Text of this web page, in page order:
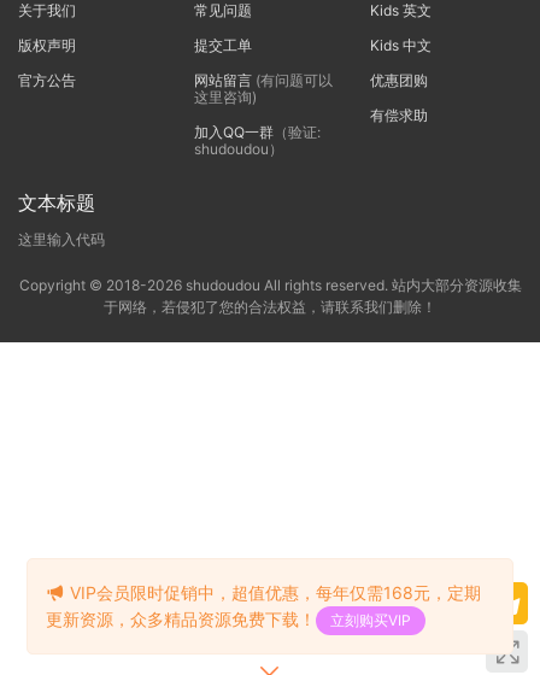
关于我们
版权声明
官方公告
常见问题
提交工单
网站留言(有问题可以
这里咨询)
加入QQ一群（验证:
shudoudou）
Kids 英文
Kids 中文
优惠团购
有偿求助
文本标题
这里输入代码
Copyright © 2018-2026 shudoudou All rights reserved. 站内大部分资源收集
于网络，若侵犯了您的合法权益，请联系我们删除！
VIP会员限时促销中，超值优惠，每年仅需168元，定期
更新资源，众多精品资源免费下载！
立刻购买VIP